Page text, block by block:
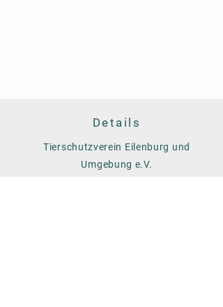
Details
Tierschutzverein Eilenburg und
Umgebung e.V.